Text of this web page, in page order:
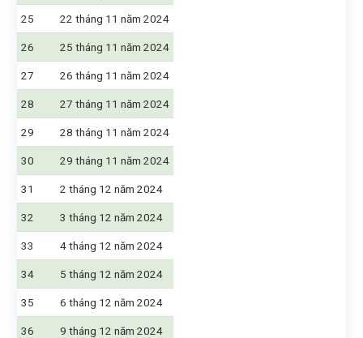
25 22 tháng 11 năm 2024
26 25 tháng 11 năm 2024
27 26 tháng 11 năm 2024
28 27 tháng 11 năm 2024
29 28 tháng 11 năm 2024
30 29 tháng 11 năm 2024
31 2 tháng 12 năm 2024
32 3 tháng 12 năm 2024
33 4 tháng 12 năm 2024
34 5 tháng 12 năm 2024
35 6 tháng 12 năm 2024
36 9 tháng 12 năm 2024